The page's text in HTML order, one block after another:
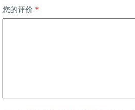
您的评价 *